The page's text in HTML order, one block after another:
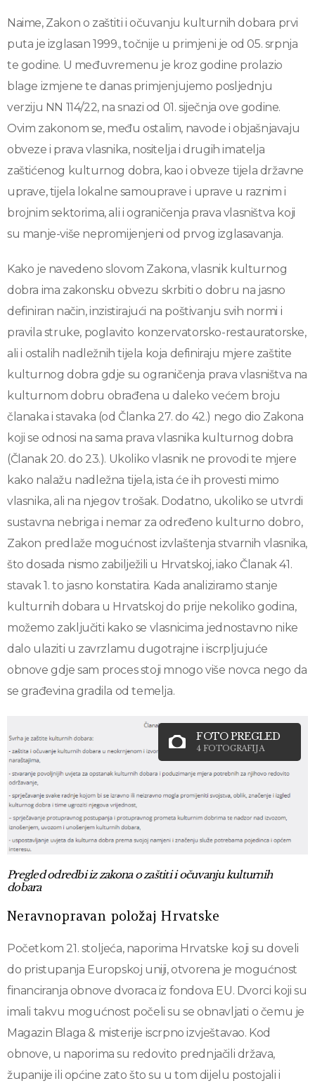
Naime, Zakon o zaštiti i očuvanju kulturnih dobara prvi
puta je izglasan 1999., točnije u primjeni je od 05. srpnja
te godine. U međuvremenu je kroz godine prolazio
blage izmjene te danas primjenjujemo posljednju
verziju NN 114/22, na snazi od 01. siječnja ove godine.
Ovim zakonom se, među ostalim, navode i objašnjavaju
obveze i prava vlasnika, nositelja i drugih imatelja
zaštićenog kulturnog dobra, kao i obveze tijela državne
uprave, tijela lokalne samouprave i uprave u raznim i
brojnim sektorima, ali i ograničenja prava vlasništva koji
su manje-više nepromijenjeni od prvog izglasavanja.
Kako je navedeno slovom Zakona, vlasnik kulturnog
dobra ima zakonsku obvezu skrbiti o dobru na jasno
definiran način, inzistirajući na poštivanju svih normi i
pravila struke, poglavito konzervatorsko-restauratorske,
ali i ostalih nadležnih tijela koja definiraju mjere zaštite
kulturnog dobra gdje su ograničenja prava vlasništva na
kulturnom dobru obrađena u daleko većem broju
članaka i stavaka (od Članka 27. do 42.) nego dio Zakona
koji se odnosi na sama prava vlasnika kulturnog dobra
(Članak 20. do 23.). Ukoliko vlasnik ne provodi te mjere
kako nalažu nadležna tijela, ista će ih provesti mimo
vlasnika, ali na njegov trošak. Dodatno, ukoliko se utvrdi
sustavna nebriga i nemar za određeno kulturno dobro,
Zakon predlaže mogućnost izvlaštenja stvarnih vlasnika,
što dosada nismo zabilježili u Hrvatskoj, iako Članak 41.
stavak 1. to jasno konstatira. Kada analiziramo stanje
kulturnih dobara u Hrvatskoj do prije nekoliko godina,
možemo zaključiti kako se vlasnicima jednostavno nike
dalo ulaziti u zavrzlamu dugotrajne i iscrpljujuće
obnove gdje sam proces stoji mnogo više novca nego da
se građevina gradila od temelja.
FOTO PREGLED
4 FOTOGRAFIJA
Pregled odredbi iz zakona o zaštiti i očuvanju kulturnih
dobara
Neravnopravan položaj Hrvatske
Početkom 21. stoljeća, naporima Hrvatske koji su doveli
do pristupanja Europskoj uniji, otvorena je mogućnost
financiranja obnove dvoraca iz fondova EU. Dvorci koji su
imali takvu mogućnost počeli su se obnavljati o čemu je
Magazin Blaga & misterije iscrpno izvještavao. Kod
obnove, u naporima su redovito prednjačili država,
županije ili općine zato što su u tom dijelu postojali i